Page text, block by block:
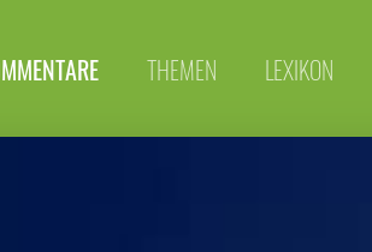
THEMEN LEXIKON